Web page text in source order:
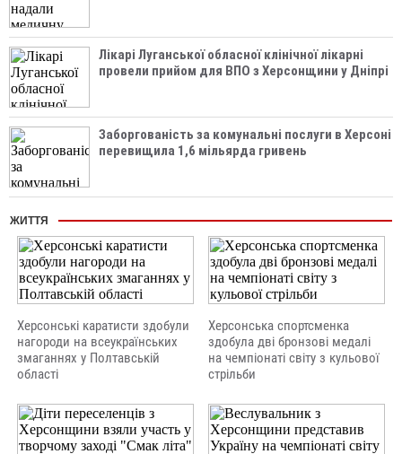
Лікарі Луганської обласної клінічної лікарні
провели прийом для ВПО з Херсонщини у Дніпрі
Заборгованість за комунальні послуги в Херсоні
перевищила 1,6 мільярда гривень
ЖИТТЯ
Херсонські каратисти здобули
нагороди на всеукраїнських
змаганнях у Полтавській
області
Херсонська спортсменка
здобула дві бронзові медалі
на чемпіонаті світу з кульової
стрільби